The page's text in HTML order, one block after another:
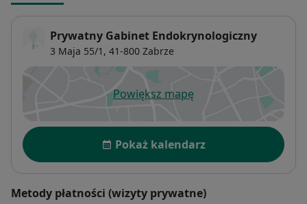
Prywatny Gabinet Endokrynologiczny
3 Maja 55/1, 41-800 Zabrze
Powiększ mapęotwiera się w nowej karcie
Dostępność
Pokaż kalendarz
Metody płatności (wizyty prywatne)